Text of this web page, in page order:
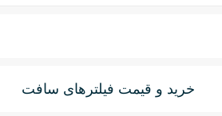
خرید و قیمت فیلترهای سافت